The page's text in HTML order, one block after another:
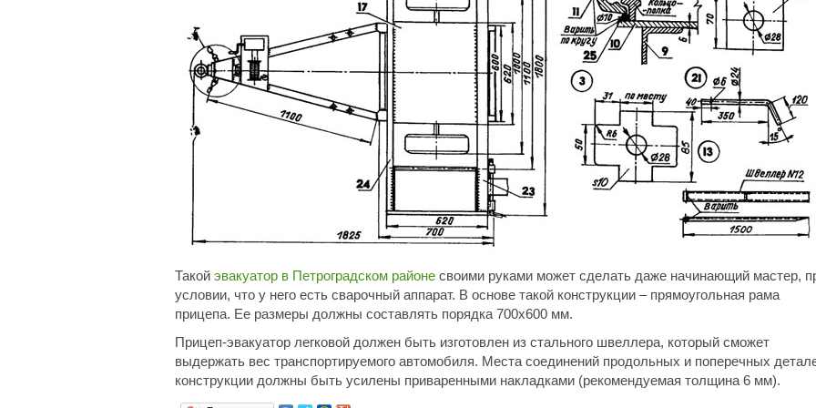
Такой эвакуатор в Петроградском районе своими руками может сделать даже начинающий мастер,
условии, что у него есть сварочный аппарат. В основе такой конструкции – прямоугольная рама
прицепа. Ее размеры должны составлять порядка 700х600 мм.
Прицеп-эвакуатор легковой должен быть изготовлен из стального швеллера, который сможет
выдержать вес транспортируемого автомобиля. Места соединений продольных и поперечных
конструкции должны быть усилены приваренными накладками (рекомендуемая толщина 6 мм).